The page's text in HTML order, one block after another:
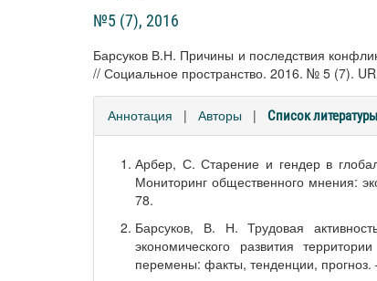
№5 (7), 2016
Барсуков В.Н. Причины и последствия
// Социальное пространство. 2016. № 5 (7).
Аннотация | Авторы | Список литературы
Арбер, С. Старение и гендер в
Мониторинг общественного мнения:
78.
Барсуков, В. Н. Трудовая
экономического развития
перемены: факты, тенденции,